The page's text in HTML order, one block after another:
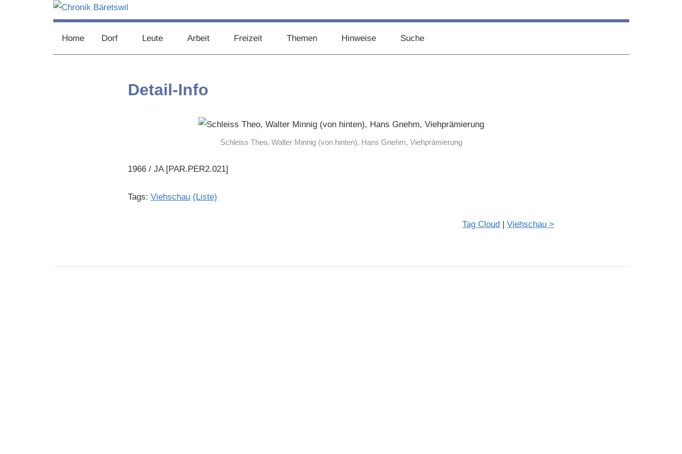
chronik-
baeretswil.ch
baeretswil.ch
Home Dorf Leute Arbeit Freizeit Themen Hinweise Suche
Detail-Info
Schleiss Theo, Walter Minnig (von hinten), Hans Gnehm, Viehprämierung
1966 / JA [PAR.PER2.021]
Tags: Viehschau (Liste)
Tag Cloud Viehschau >